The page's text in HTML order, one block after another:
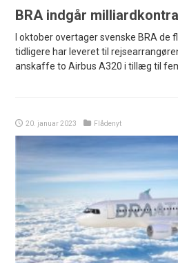
BRA indgår
I oktober overtager svenske BRA de
tidligere har leveret til
anskaffe to Airbus A320 i tillæg til
20. januar 2023 Flådenyt